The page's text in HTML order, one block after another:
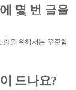
몇 번 글을
출을 위해서는 꾸준함
드나요?